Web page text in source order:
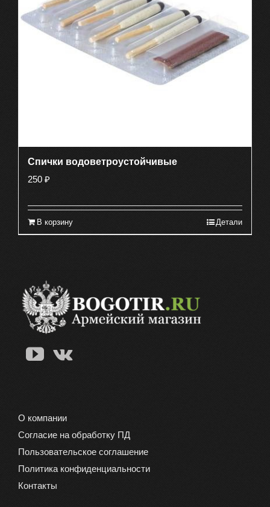
Спички водоветроустойчивые
250 ₽
В корзину Детали
О компании
Согласие на обработку ПД
Пользовательское соглашение
Политика конфиденциальности
Контакты